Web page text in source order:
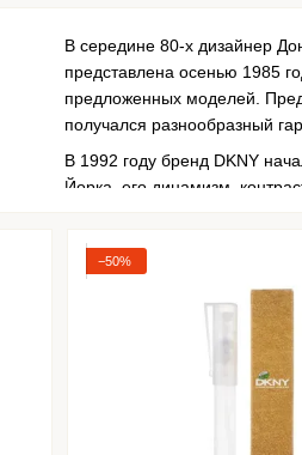
В середине 80-х дизайнер
представлена осенью 1985
предложенных моделей.
получался разнообразный
В 1992 году бренд DKNY
Йорка, его динамизм,
звучанием, высокой
Французский концерн LVMH
американская
Фирменные
В 2004 году выходит
Сочное, свежее, смелое
−50%